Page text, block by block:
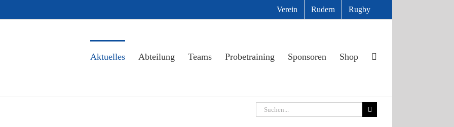
Verein Rudern Rugby
Aktuelles Abteilung Teams Probetraining Sponsoren Shop
Suche
nach: